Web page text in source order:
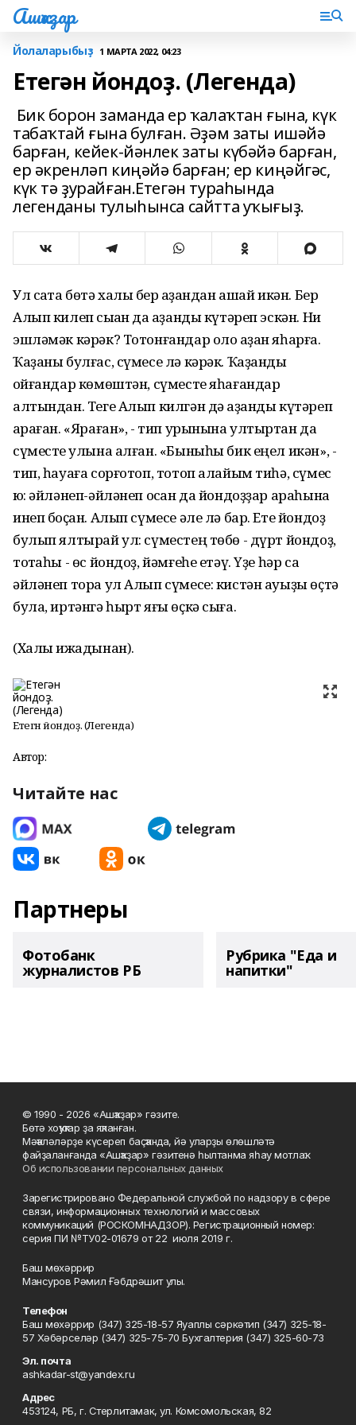
Ашҡаҙар
Йолаларыбыҙ 1 МАРТА 2022, 04:23
Етегән йондоҙ. (Легенда)
Бик борон заманда ер ҡалаҡтан ғына, күк
табаҡтай ғына булған. Әҙәм заты ишәйә
барған, кейек-йәнлек заты күбәйә барған,
ер әкренләп киңәйә барған; ер киңәйгәс,
күк тә ҙурайған.Етегән тураһында
легенданы тулыһынса сайтта уҡығыҙ.
Ул саҡта бөтә халыҡ бер ҡаҙандан ашай икән. Бер
Алып килеп сыҡҡан да ҡаҙанды күтәреп эскән. Ни
эшләмәк кәрәк? Тотонғандар оло ҡаҙан яһарға.
Ҡаҙаны булғас, сүмесе лә кәрәк. Ҡаҙанды
ҡойғандар көмөштән, сүместе яһағандар
алтындан. Теге Алып килгән дә ҡаҙанды күтәреп
ҡараған. «Яраған», - тип урынына ултыртҡан да
сүместе ҡулына алған. «Быныһы бик еңел икән», -
тип, һауаға сорғотоп, тотоп алайым тиһә, сүмес
юҡ: әйләнеп-әйләнеп осҡан да йондоҙҙар араһына
инеп боҫҡан. Алып сүмесе әле лә бар. Ете йондоҙ
булып ялтырай ул: сүместең төбө - дүрт йондоҙ,
тотҡаһы - өс йондоҙ, йәмғеһе етәү. Үҙе һәр саҡ
әйләнеп тора ул Алып сүмесе: кистән ауыҙы өҫтә
була, иртәнгә һырт яғы өҫкә сыға.
(Халыҡ ижадынан).
Етегән йондоҙ. (Легенда)
Автор:
Читайте нас
Партнеры
Фотобанк
журналистов РБ
Рубрика "Еда и
напитки"
© 1990 - 2026 «Ашҡаҙар» гәзите.
Бөтә хоҡуҡтар ҙа яҡланған.
Мәҡәләләрҙе күсереп баҫҡанда, йә уларҙы өлөшләтә
файҙаланғанда «Ашҡаҙар» гәзитенә һылтанма яһау мотлаҡ.
Об использовании персональных данных
Зарегистрировано Федеральной службой по надзору в сфере
связи, информационных технологий и массовых
коммуникаций (РОСКОМНАДЗОР). Регистрационный номер:
серия ПИ №ТУ02-01679 от 22 июля 2019 г.
Баш мөхәррир
Мансуров Рәмил Ғәбдрәшит улы.
Телефон
Баш мөхәррир (347) 325-18-57 Яуаплы сәркәтип (347) 325-18-
57 Хәбәрселәр (347) 325-75-70 Бухгалтерия (347) 325-60-73
Эл. почта
ashkadar-st@yandex.ru
Адрес
453124, РБ, г. Стерлитамак, ул. Комсомольская, 82